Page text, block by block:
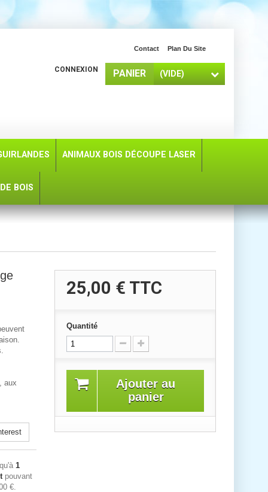
Contact Plan Du Site
PANIER (VIDE)
CONNEXION
ANIMAUX BOIS DÉCOUPE LASER
BOIS
aux
1
pouvant
€
25,00 € TTC
Quantité
Ajouter au
panier